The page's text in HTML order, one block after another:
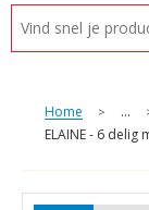
Home > ...
ELAINE - 6 delig